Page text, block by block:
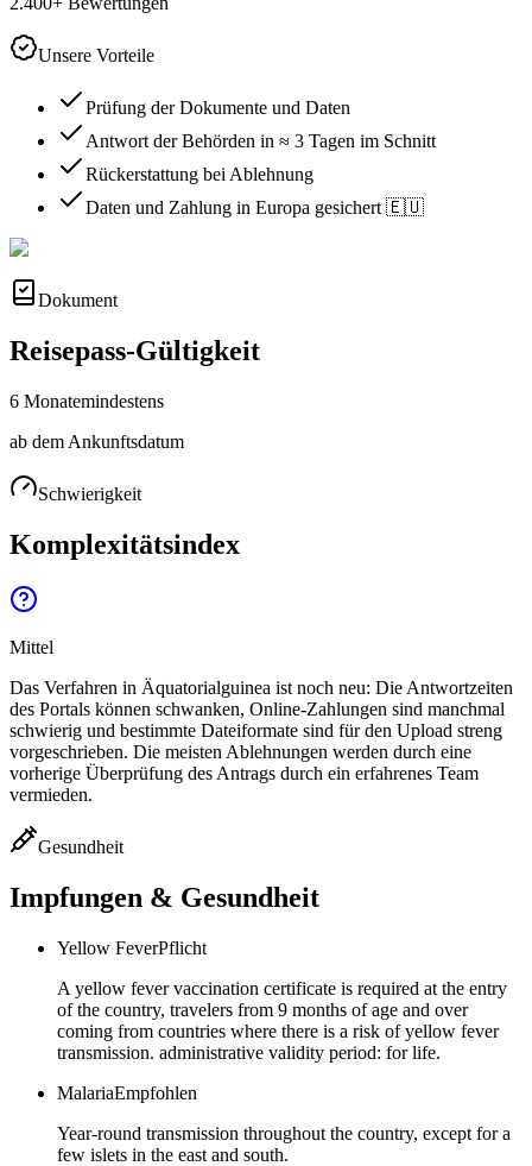
Unsere Vorteile
Prüfung der Dokumente und Daten
Antwort der Behörden in ≈ 3 Tagen im Schnitt
Rückerstattung bei Ablehnung
Daten und Zahlung in Europa gesichert 🇪🇺
Dokument
Reisepass-Gültigkeit
6 Monatemindestens
ab dem Ankunftsdatum
Schwierigkeit
Komplexitätsindex
Mittel
Das Verfahren in Äquatorialguinea ist noch neu: Die Antwortzeiten
des Portals können schwanken, Online-Zahlungen sind manchmal
schwierig und bestimmte Dateiformate sind für den Upload streng
vorgeschrieben. Die meisten Ablehnungen werden durch eine
vorherige Überprüfung des Antrags durch ein erfahrenes Team
vermieden.
Gesundheit
Impfungen & Gesundheit
Yellow FeverPflicht
A yellow fever vaccination certificate is required at the entry
of the country, travelers from 9 months of age and over
coming from countries where there is a risk of yellow fever
transmission. administrative validity period: for life.
MalariaEmpfohlen
Year-round transmission throughout the country, except for a
few islets in the east and south.